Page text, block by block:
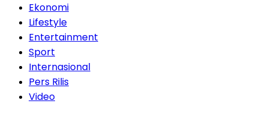
Ekonomi
Lifestyle
Entertainment
Sport
Internasional
Pers Rilis
Video